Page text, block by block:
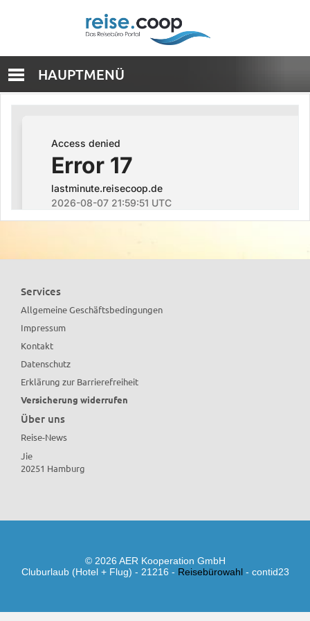
HAUPTMENÜ
Services
Allgemeine Geschäftsbedingungen
Impressum
Kontakt
Datenschutz
Erklärung zur Barrierefreiheit
Versicherung widerrufen
Über uns
Reise-News
Jie
20251 Hamburg
© 2026 AER Kooperation GmbH
Cluburlaub (Hotel + Flug) - 21216 - Reisebürowahl- contid23